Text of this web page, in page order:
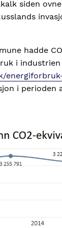
siden
hadde
i industrien
i perioden